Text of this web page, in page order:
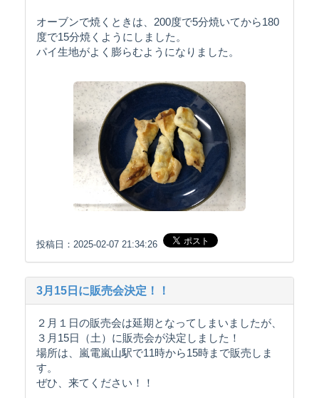
オーブンで焼くときは、200度で5分焼いてから180
度で15分焼くようにしました。
パイ生地がよく膨らむようになりました。
投稿日：2025-02-07 21:34:26
3月15日に販売会決定！！
２月１日の販売会は延期となってしまいましたが、
３月15日（土）に販売会が決定しました！
場所は、嵐電嵐山駅で11時から15時まで販売しま
す。
ぜひ、来てください！！